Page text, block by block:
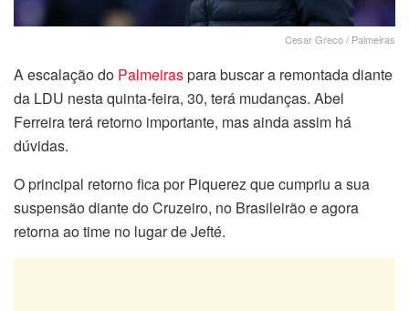
Cesar Greco / Palmeiras
A escalação do Palmeiraspara buscar a remontada diante
da LDU nesta quinta-feira, 30, terá mudanças. Abel
Ferreira terá retorno importante, mas ainda assim há
dúvidas.
O principal retorno fica por Piquerez que cumpriu a sua
suspensão diante do Cruzeiro, no Brasileirão e agora
retorna ao time no lugar de Jefté.